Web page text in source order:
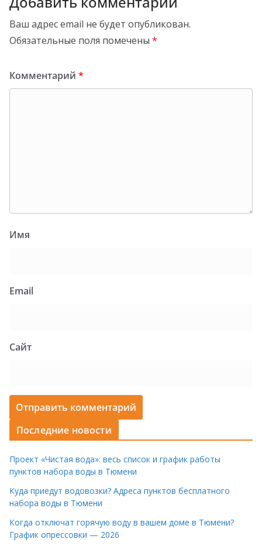
Ваш адрес email не будет опубликован.
Обязательные поля помечены *
Комментарий *
Имя
Email
Сайт
Последние новости
Проект «Чистая вода»: весь список и график работы
пунктов набора воды в Тюмени
Куда приедут водовозки? Адреса пунктов бесплатного
набора воды в Тюмени
Когда отключат горячую воду в вашем доме в Тюмени?
График опрессовки — 2026